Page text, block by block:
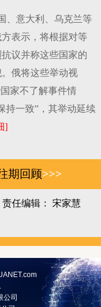
、意大利、乌克兰等
表示，将根据对等
议并称这些国家的
俄将这些举动视
家不了解事件情
持一致”，其举动延续
]
期回顾>>>
责任编辑： 宋家慧
公司